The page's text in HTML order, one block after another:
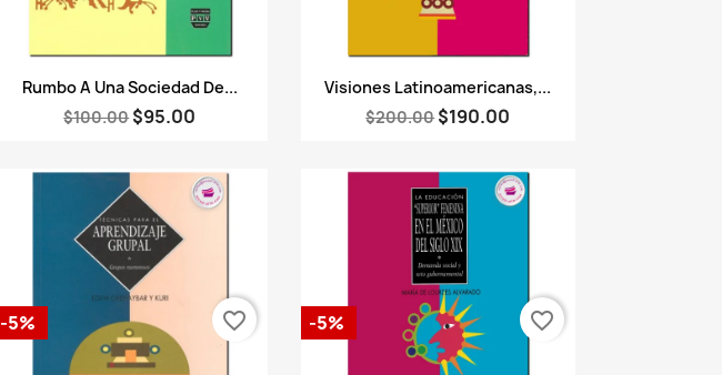
 Vista rápida
Rumbo A Una Sociedad De...
$100.00$95.00
 Vista rápida
Visiones Latinoamericanas,...
$200.00$190.00
-5% favorite_border -5% favorite_border